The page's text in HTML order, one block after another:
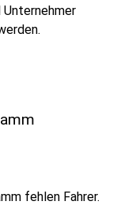
fehlen Fahrer.